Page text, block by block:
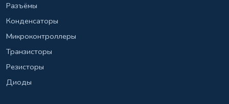
Разъёмы
Конденсаторы
Микроконтроллеры
Транзисторы
Резисторы
Диоды